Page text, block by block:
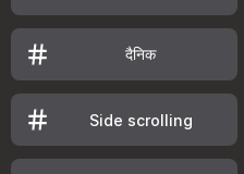
दैनिक
Side scrolling